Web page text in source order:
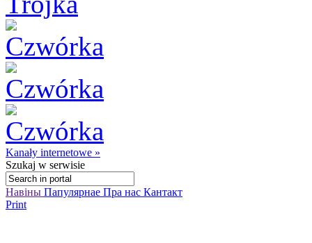
Kanały internetowe »
Szukaj w serwisie
Навіны Папулярнае Пра нас Кантакт
Print